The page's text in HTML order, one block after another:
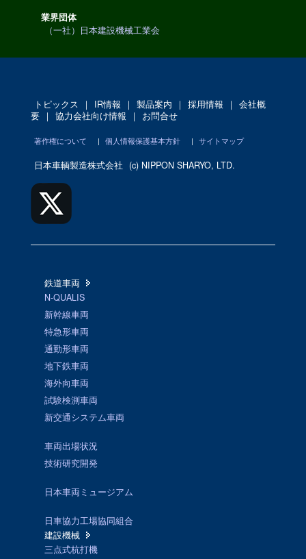
業界団体
（一社）日本建設機械工業会
トピックス ｜ IR情報 ｜ 製品案内 ｜ 採用情報 ｜
会社概
要
｜ 協力会社向け情報 ｜ お問合せ
著作権について | 個人情報保護基本方針 | サイトマップ
日本車輌製造株式会社 (c) NIPPON SHARYO, LTD.
鉄道車両
N-QUALIS
新幹線車両
特急形車両
通勤形車両
地下鉄車両
海外向車両
試験検測車両
新交通システム車両
車両出場状況
技術研究開発
日本車両ミュージアム
日車協力工場協同組合
建設機械
三点式杭打機